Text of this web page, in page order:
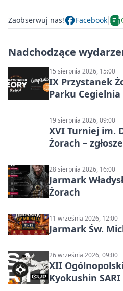
Zaobserwuj nas! Facebook
Nadchodzące
15 sierpnia 2026, 15:00
IX Przystanek
Parku Cegielnia
19 sierpnia 2026, 09:00
XVI Turniej im.
Żorach –
28 sierpnia 2026, 16:00
Jarmark
Żorach
11 września 2026, 12:00
Jarmark Św.
26 września 2026, 09:00
XII
Kyokushin SARI